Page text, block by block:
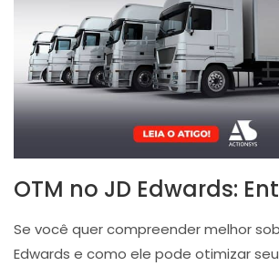
OTM no JD Edwards:
Se você quer compreender melhor
Edwards e como ele pode otimizar